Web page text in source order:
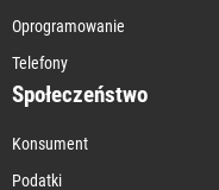
Oprogramowanie
Telefony
Społeczeństwo
Konsument
Podatki